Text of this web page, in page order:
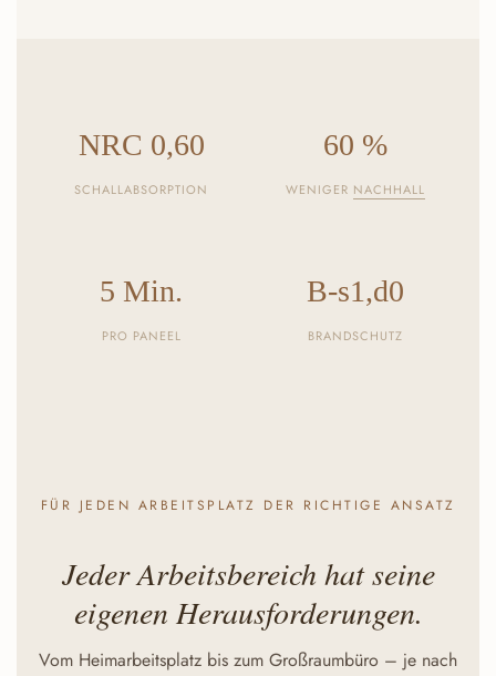
NRC 0,60
SCHALLABSORPTION
60 %
WENIGER NACHHALL
5 Min.
PRO PANEEL
B-s1,d0
BRANDSCHUTZ
FÜR JEDEN ARBEITSPLATZ DER RICHTIGE ANSATZ
Jeder Arbeitsbereich hat seine
eigenen Herausforderungen.
Vom Heimarbeitsplatz bis zum Großraumbüro – je nach